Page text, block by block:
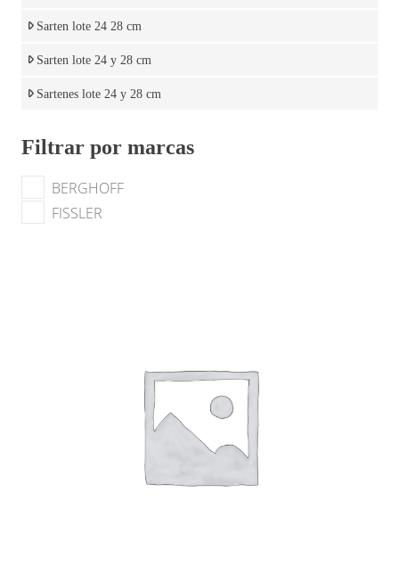
Sarten lote 24 28 cm
Sarten lote 24 y 28 cm
Sartenes lote 24 y 28 cm
Filtrar por marcas
BERGHOFF
FISSLER